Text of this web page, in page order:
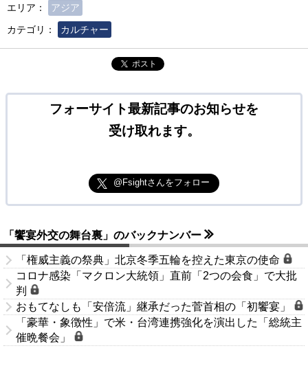
エリア：
アジア
カテゴリ：
カルチャー
ポスト
フォーサイト最新記事のお知らせを
受け取れます。
@Fsightさんをフォロー
「饗宴外交の舞台裏」のバックナンバー
「権威主義の祭典」北京冬季五輪を控えた東京の使命
コロナ感染「マクロン大統領」直前「2つの会食」で大批
判
おもてなしも「安倍流」継承だった菅首相の「初饗宴」
「豪華・象徴性」で米・台湾連携強化を演出した「総統主
催晩餐会」